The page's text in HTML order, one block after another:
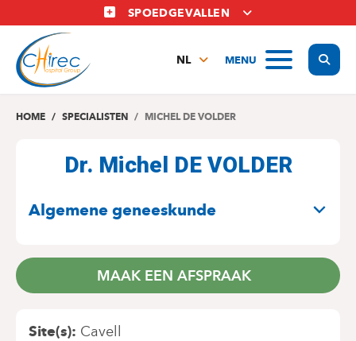
en
naar
inhoud
SPOEDGEVALLEN
MENU
NL
EN
HOME SPECIALISTEN MICHEL DE VOLDER
Dr. Michel DE VOLDER
Algemene geneeskunde
MAAK EEN AFSPRAAK
Site(s) Cavell